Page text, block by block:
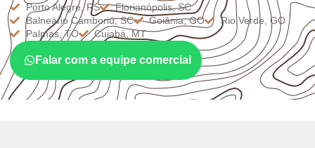
Porto Alegre, RS
Florianópolis, SC
Balneário Camboriú, SC
Goiânia, GO
Rio Verde, GO
Palmas, TO
Cuiabá, MT
Falar com a equipe comercial